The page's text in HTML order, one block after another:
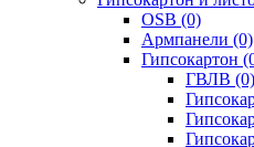
OSB (0)
Армпанели (0)
Гипсокартон
ГВЛВ (0)